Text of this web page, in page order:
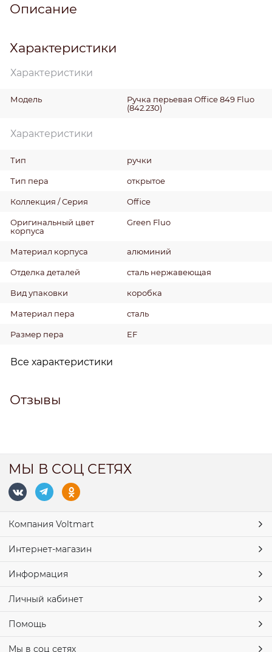
Описание
Характеристики
Характеристики
Модель
Ручка перьевая Office 849 Fluo
(842.230)
Характеристики
Тип ручки
Тип пера открытое
Коллекция / Серия Office
Оригинальный цвет
корпуса
Green Fluo
Материал корпуса алюминий
Отделка деталей сталь нержавеющая
Вид упаковки коробка
Материал пера сталь
Размер пера EF
Все характеристики
Отзывы
МЫ В СОЦ СЕТЯХ
Компания Voltmart
Интернет-магазин
Информация
Личный кабинет
Помощь
Мы в соц сетях